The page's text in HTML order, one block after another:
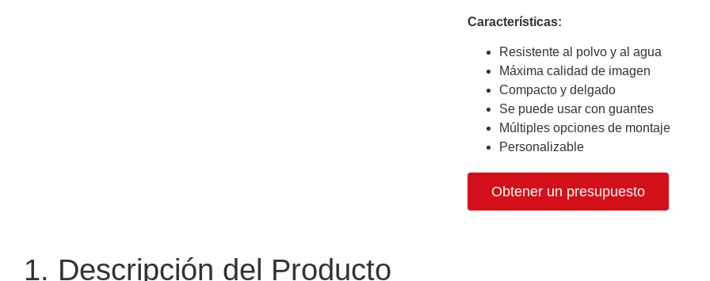
Características:
Resistente al polvo y al agua
Máxima calidad de imagen
Compacto y delgado
Se puede usar con guantes
Múltiples opciones de montaje
Personalizable
Obtener un presupuesto
1. Descripción del Producto